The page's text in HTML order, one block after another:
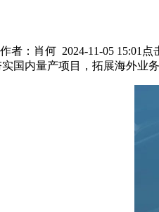
作者： 肖何 2024-11-05 15:01 点
国内量产项目，拓展海外业